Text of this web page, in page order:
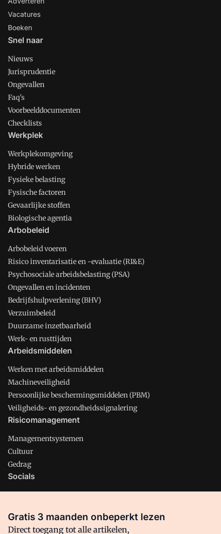
Vacatures
Boeken
Snel naar
Nieuws
Jurisprudentie
Ongevallen
Faq's
Voorbeelddocumenten
Checklists
Werkplek
Werkplekomgeving
Hybride werken
Fysieke belasting
Fysische factoren
Gevaarlijke stoffen
Biologische agentia
Arbobeleid
Arbobeleid voeren
Risico inventarisatie en -evaluatie (RI&E)
Psychosociale arbeidsbelasting (PSA)
Ongevallen en incidenten
Bedrijfshulpverlening (BHV)
Verzuimbeleid
Duurzame inzetbaarheid
Werk- en rusttijden
Arbeidsmiddelen
Werken met arbeidsmiddelen
Machineveiligheid
Persoonlijke beschermingsmiddelen (PBM)
Veiligheids- en gezondheidssignalering
Risicomanagement
Managementsystemen
Cultuur
Gedrag
Socials
Facebook
Gratis 3 maanden onbeperkt lezen
Direct toegang tot alle artikelen,